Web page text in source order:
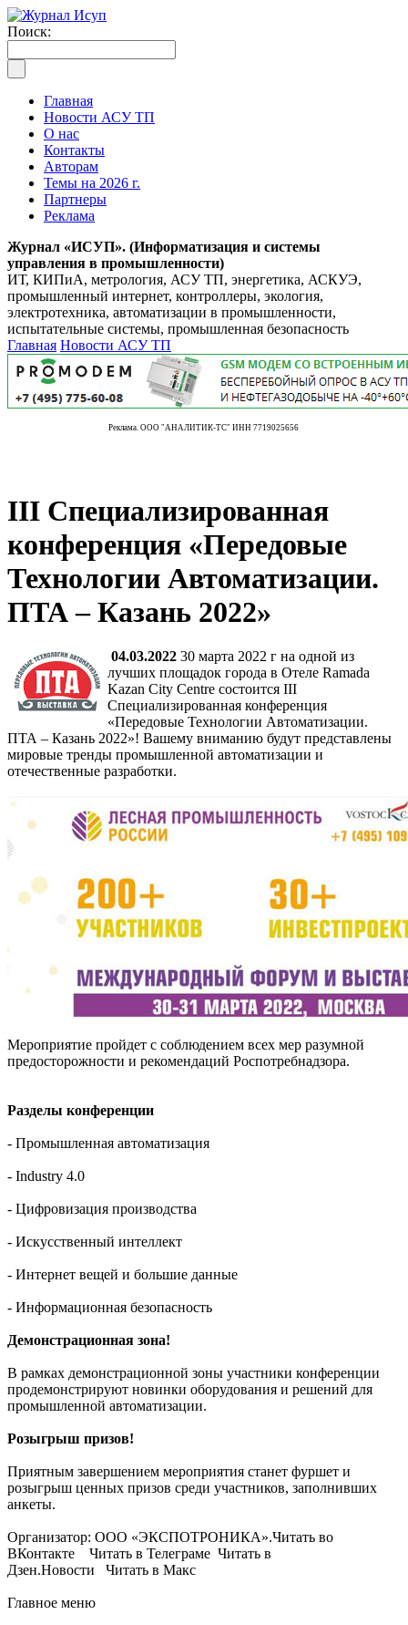
Поиск:
Главная
Новости АСУ ТП
О нас
Контакты
Авторам
Темы на 2026 г.
Партнеры
Реклама
Журнал «ИСУП». (Информатизация и системы
управления в промышленности)
ИТ, КИПиА, метрология, АСУ ТП, энергетика, АСКУЭ,
промышленный интернет, контроллеры, экология,
электротехника, автоматизации в промышленности,
испытательные системы, промышленная безопасность
Главная Новости АСУ ТП
Реклама. ООО "АНАЛИТИК-ТС" ИНН 7719025656
III Специализированная
конференция «Передовые
Технологии Автоматизации.
ПТА – Казань 2022»
04.03.2022 30 марта 2022 г на одной из
лучших площадок города в Отеле Ramada
Kazan City Centre состоится III
Специализированная конференция
«Передовые Технологии Автоматизации.
ПТА – Казань 2022»! Вашему вниманию будут представлены
мировые тренды промышленной автоматизации и
отечественные разработки.
Мероприятие пройдет с соблюдением всех мер разумной
предосторожности и рекомендаций Роспотребнадзора.
Разделы конференции
- Промышленная автоматизация
- Industry 4.0
- Цифровизация производства
- Искусственный интеллект
- Интернет вещей и большие данные
- Информационная безопасность
Демонстрационная зона!
В рамках демонстрационной зоны участники конференции
продемонстрируют новинки оборудования и решений для
промышленной автоматизации.
Розыгрыш призов!
Приятным завершением мероприятия станет фуршет и
розыгрыш ценных призов среди участников, заполнивших
анкеты.
Организатор: ООО «ЭКСПОТРОНИКА».Читать во
ВКонтакте Читать в Телеграме Читать в
Дзен.Новости Читать в Макс
Главное меню